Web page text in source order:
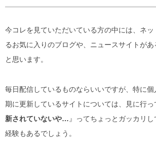
今コレを見ていただいている方の中には、ネ
るお気に入りのブログや、ニュースサイトが
と思います。
毎日配信しているものならいいですが、特に
期に更新しているサイトについては、見に行っ
新されていないや… 』ってちょっとガッカリ
経験もあるでしょう。